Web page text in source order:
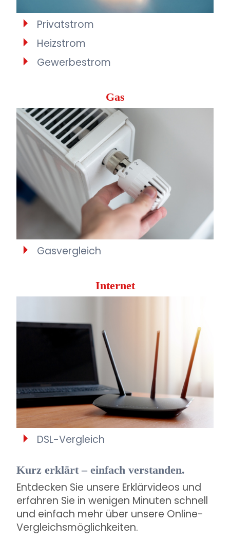
Privatstrom
Heizstrom
Gewerbestrom
Gas
Gasvergleich
Internet
DSL-Vergleich
Kurz erklärt – einfach verstanden.
Entdecken Sie unsere Erklärvideos und
erfahren Sie in wenigen Minuten schnell
und einfach mehr über unsere Online-
Vergleichsmöglichkeiten.